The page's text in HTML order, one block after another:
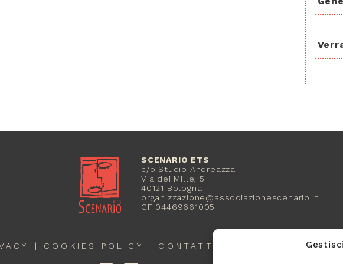
SCENARIO ETS
c/o Studio Andreazza
Via dei Mille, 5
40121 Bologna
organizzazione@associazionescenario.it
CF 04469661005
COOKIES POLICY CONTATTI